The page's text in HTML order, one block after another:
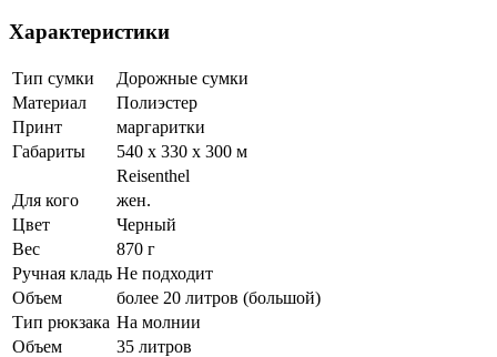
Характеристики
Тип сумки
Дорожные сумки
Материал
Полиэстер
Принт
маргаритки
Габариты
540 x 330 x 300 м
Reisenthel
Для кого
жен.
Цвет
Черный
Вес
870 г
Ручная кладь Не подходит
Объем
более 20 литров (большой)
Тип рюкзака На молнии
Объем
35 литров